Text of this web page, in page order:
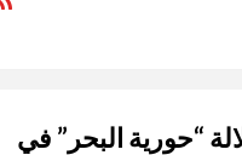
“حورية البحر” في